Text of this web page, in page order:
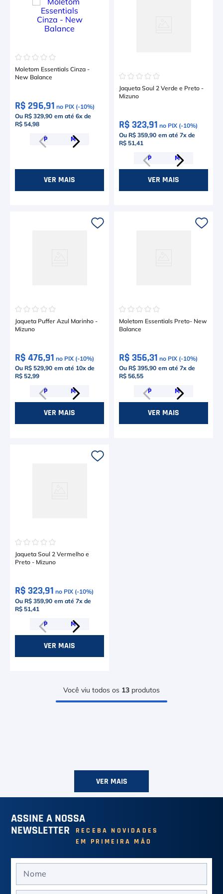
☆☆☆☆☆
Moletom Essentials Cinza -
New Balance
R$ 296,91 no PIX (-10%)
Ou R$ 329,90 em até 6x de
R$ 54,98
P M
VER MAIS
☆☆☆☆☆
Jaqueta Soul 2 Verde e Preto -
Mizuno
R$ 323,91 no PIX (-10%)
Ou R$ 359,90 em até 7x de
R$ 51,41
P M
VER MAIS
☆☆☆☆☆
Jaqueta Puffer Azul Marinho -
Mizuno
R$ 476,91 no PIX (-10%)
Ou R$ 529,90 em até 10x de
R$ 52,99
P M
VER MAIS
☆☆☆☆☆
Moletom Essentials Preto- New
Balance
R$ 356,31 no PIX (-10%)
Ou R$ 395,90 em até 7x de
R$ 56,55
P M
VER MAIS
☆☆☆☆☆
Jaqueta Soul 2 Vermelho e
Preto - Mizuno
R$ 323,91 no PIX (-10%)
Ou R$ 359,90 em até 7x de
R$ 51,41
P M
VER MAIS
Você viu todos os 13 produtos
VER MAIS
ASSINE A NOSSA
NEWSLETTER
RECEBA NOVIDADES
EM PRIMEIRA MÃO